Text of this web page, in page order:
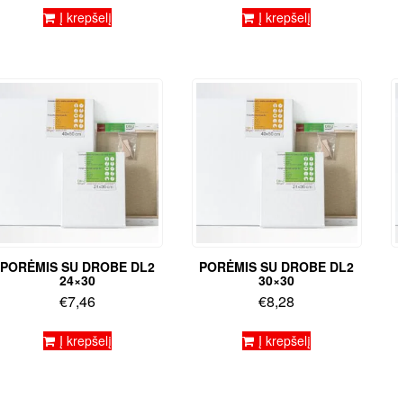
Į krepšelį Į krepšelį
PORĖMIS SU DROBE DL2
24×30
€7,46
Į krepšelį
PORĖMIS SU DROBE DL2
30×30
€8,28
Į krepšelį